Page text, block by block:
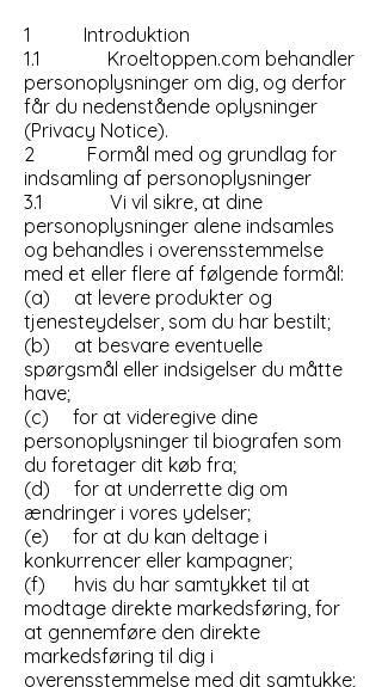
1 Introduktion
1.1 Kroeltoppen.com behandler
personoplysninger om dig, og derfor
får du nedenstående oplysninger
(Privacy Notice).
2 Formål med og grundlag for
indsamling af personoplysninger
3.1 Vi vil sikre, at dine
personoplysninger alene indsamles
og behandles i overensstemmelse
med et eller flere af følgende formål:
(a) at levere produkter og
tjenesteydelser, som du har bestilt;
(b) at besvare eventuelle
spørgsmål eller indsigelser du måtte
have;
(c) for at videregive dine
personoplysninger til biografen som
du foretager dit køb fra;
(d) for at underrette dig om
ændringer i vores ydelser;
(e) for at du kan deltage i
konkurrencer eller kampagner;
(f) hvis du har samtykket til at
modtage direkte markedsføring, for
at gennemføre den direkte
markedsføring til dig i
overensstemmelse med dit samtykke;